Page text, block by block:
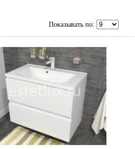
Показывать по: